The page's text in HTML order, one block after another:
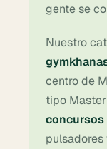
gente se
Nuestro
centro de
tipo
concursos